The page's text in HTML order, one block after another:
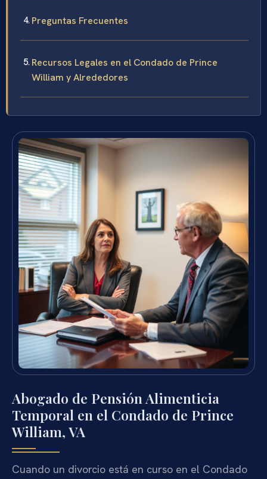
Preguntas Frecuentes
Recursos Legales en el Condado de Prince
William y Alrededores
Abogado de Pensión Alimenticia
Temporal en el Condado de Prince
William, VA
Cuando un divorcio está en curso en el Condado